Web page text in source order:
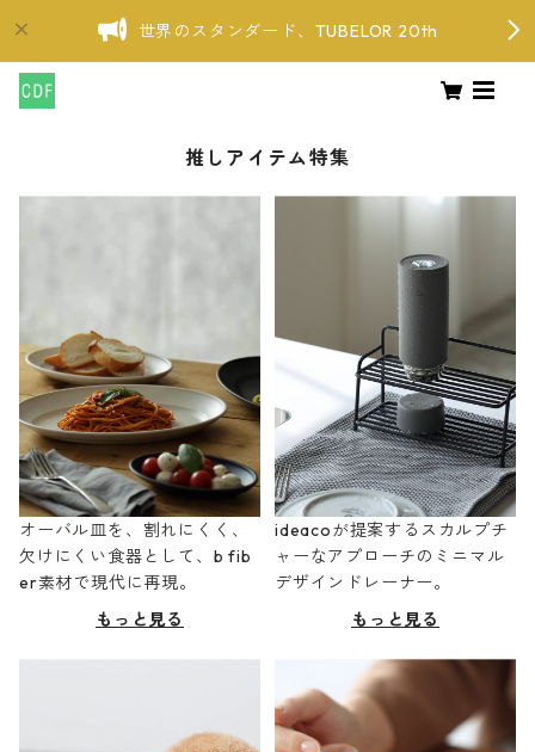
世界のスタンダード、TUBELOR 20th
推しアイテム特集
オーバル皿を、割れにくく、
欠けにくい食器として、b fib
er素材で現代に再現。
もっと見る
ideacoが提案するスカルプチ
ャーなアプローチのミニマル
デザインドレーナー。
もっと見る